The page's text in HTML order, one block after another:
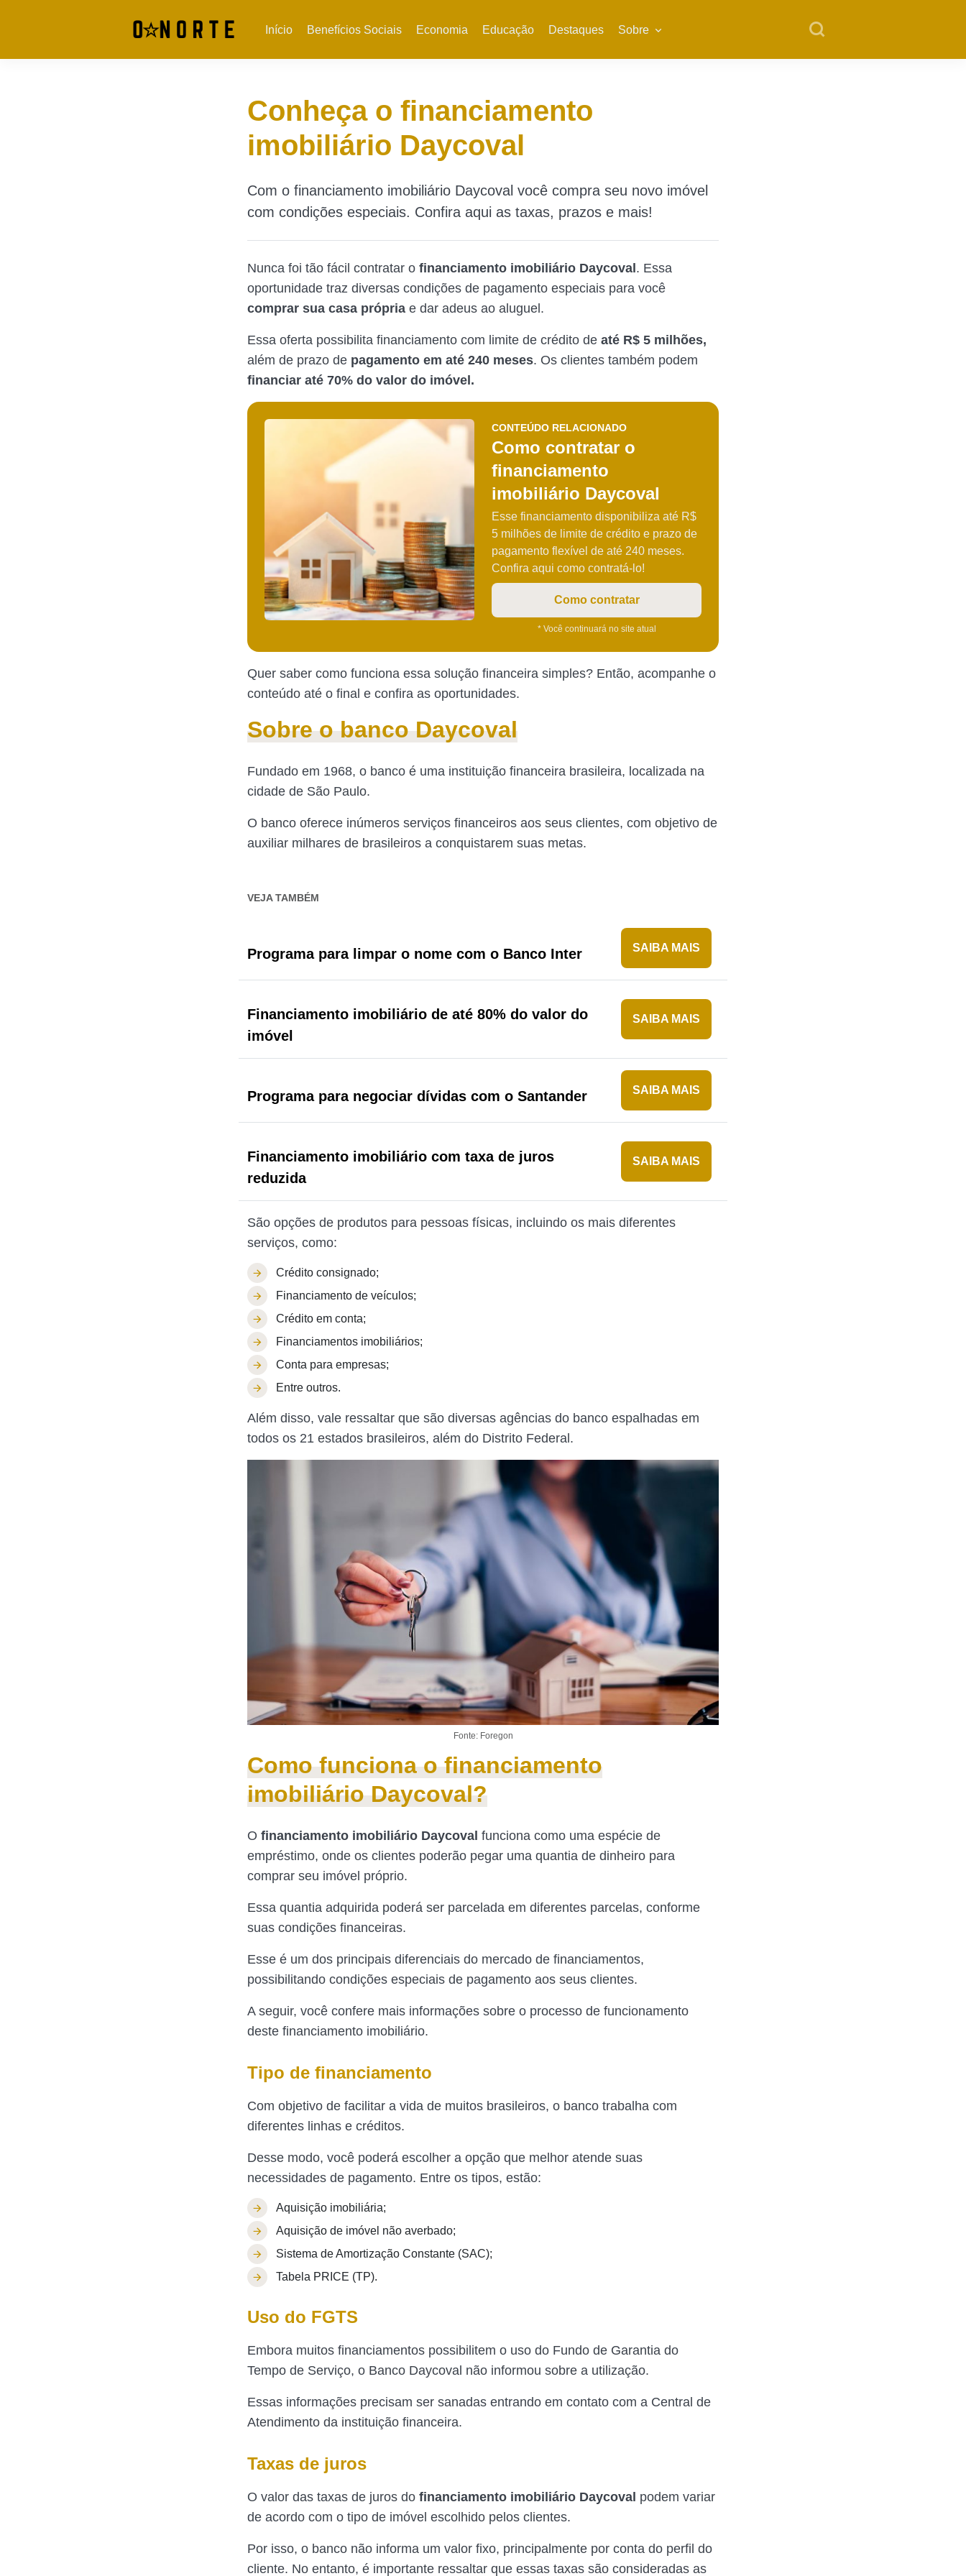
Início Benefícios Sociais Economia Educação Destaques Sobre
Conheça o financiamento
imobiliário Daycoval
Com o financiamento imobiliário Daycoval você compra seu novo imóvel
com condições especiais. Confira aqui as taxas, prazos e mais!
Nunca foi tão fácil contratar o financiamento imobiliário Daycoval . Essa
oportunidade traz diversas condições de pagamento especiais para você
comprar sua casa própria e dar adeus ao aluguel.
Essa oferta possibilita financiamento com limite de crédito de até R$ 5 milhões,
além de prazo de pagamento em até 240 meses. Os clientes também podem
financiar até 70% do valor do imóvel.
CONTEÚDO RELACIONADO
Como contratar o
financiamento
imobiliário Daycoval
Esse financiamento disponibiliza até R$
5 milhões de limite de crédito e prazo de
pagamento flexível de até 240 meses.
Confira aqui como contratá-lo!
Como contratar
* Você continuará no site atual
Quer saber como funciona essa solução financeira simples? Então, acompanhe o
conteúdo até o final e confira as oportunidades.
Sobre o banco Daycoval
Fundado em 1968, o banco é uma instituição financeira brasileira, localizada na
cidade de São Paulo.
O banco oferece inúmeros serviços financeiros aos seus clientes, com objetivo de
auxiliar milhares de brasileiros a conquistarem suas metas.
VEJA TAMBÉM
Programa para limpar o nome com o Banco Inter SAIBA MAIS
Financiamento imobiliário de até 80% do valor do
imóvel
SAIBA MAIS
Programa para negociar dívidas com o Santander SAIBA MAIS
Financiamento imobiliário com taxa de juros
reduzida
SAIBA MAIS
São opções de produtos para pessoas físicas, incluindo os mais diferentes
serviços, como:
Crédito consignado;
Financiamento de veículos;
Crédito em conta;
Financiamentos imobiliários;
Conta para empresas;
Entre outros.
Além disso, vale ressaltar que são diversas agências do banco espalhadas em
todos os 21 estados brasileiros, além do Distrito Federal.
Fonte: Foregon
Como funciona o financiamento
imobiliário Daycoval?
O financiamento imobiliário Daycoval funciona como uma espécie de
empréstimo, onde os clientes poderão pegar uma quantia de dinheiro para
comprar seu imóvel próprio.
Essa quantia adquirida poderá ser parcelada em diferentes parcelas, conforme
suas condições financeiras.
Esse é um dos principais diferenciais do mercado de financiamentos,
possibilitando condições especiais de pagamento aos seus clientes.
A seguir, você confere mais informações sobre o processo de funcionamento
deste financiamento imobiliário.
Tipo de financiamento
Com objetivo de facilitar a vida de muitos brasileiros, o banco trabalha com
diferentes linhas e créditos.
Desse modo, você poderá escolher a opção que melhor atende suas
necessidades de pagamento. Entre os tipos, estão:
Aquisição imobiliária;
Aquisição de imóvel não averbado;
Sistema de Amortização Constante (SAC);
Tabela PRICE (TP).
Uso do FGTS
Embora muitos financiamentos possibilitem o uso do Fundo de Garantia do
Tempo de Serviço, o Banco Daycoval não informou sobre a utilização.
Essas informações precisam ser sanadas entrando em contato com a Central de
Atendimento da instituição financeira.
Taxas de juros
O valor das taxas de juros do financiamento imobiliário Daycoval podem variar
de acordo com o tipo de imóvel escolhido pelos clientes.
Por isso, o banco não informa um valor fixo, principalmente por conta do perfil do
cliente. No entanto, é importante ressaltar que essas taxas são consideradas as